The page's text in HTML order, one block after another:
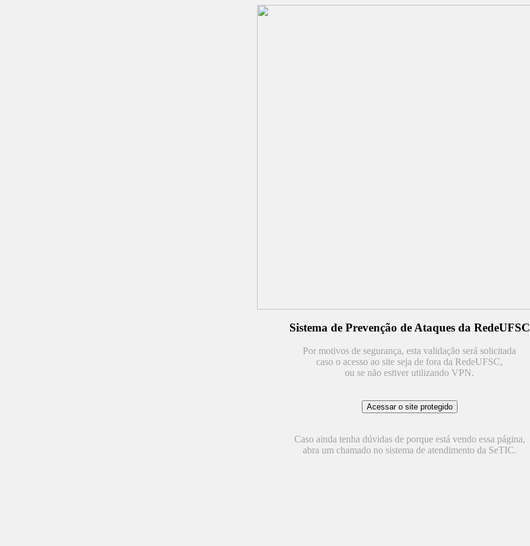
Sistema de Prevenção de Ataques da RedeUFSC
Por motivos de segurança, esta validação será solicitada
caso o acesso ao site seja de fora da RedeUFSC,
ou se não estiver utilizando VPN.
Caso ainda tenha dúvidas de porque está vendo essa página,
abra um chamado no sistema de atendimento da SeTIC.